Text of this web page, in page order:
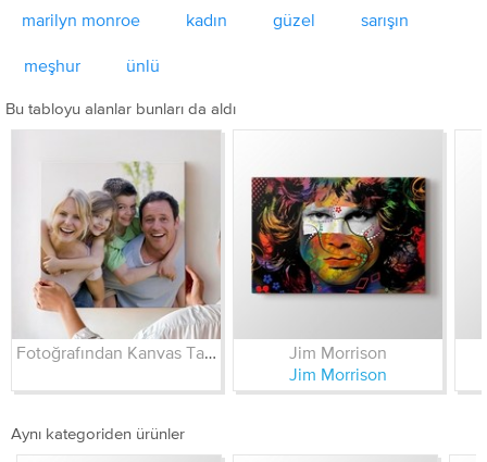
marilyn monroe kadın güzel sarışın
meşhur ünlü
Bu tabloyu alanlar bunları da aldı
Fotoğrafından Kanvas Tablo
Jim Morrison
Jim Morrison
Aynı kategoriden ürünler